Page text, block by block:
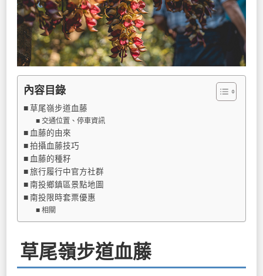
內容目錄
草尾嶺步道血藤
交通位置、停車資訊
血藤的由來
拍攝血藤技巧
血藤的種籽
旅行履行中官方社群
南投鄉鎮區景點地圖
南投限時套票優惠
相關
草尾嶺步道血藤